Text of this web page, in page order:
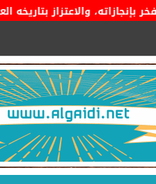
والاعتزاز بتاريخه